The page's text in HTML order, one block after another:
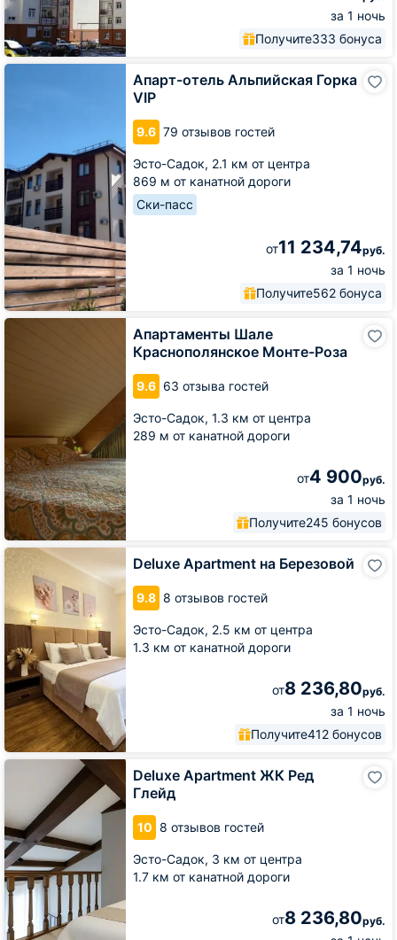
за 1 ночь
Получите333 бонуса
Апарт-отель Альпийская Горка
VIP
9.6 79 отзывов гостей
Эсто-Садок, 2.1 км от центра
869 м от канатной дороги
Ски-пасс
от11 234,74руб.
за 1 ночь
Получите562 бонуса
Апарт-
Апартаменты Шале
Краснополянское Монте-Роза
9.6 63 отзыва гостей
Эсто-Садок, 1.3 км от центра
289 м от канатной дороги
от4 900руб.
за 1 ночь
Получите245 бонусов
Апартаменты
Deluxe Apartment на Березовой
9.8 8 отзывов гостей
Эсто-Садок, 2.5 км от центра
1.3 км от канатной дороги
от8 236,80руб.
за 1 ночь
Получите412 бонусов
Deluxe
Березовой
Deluxe Apartment ЖК Ред
Глейд
10 8 отзывов гостей
Эсто-Садок, 3 км от центра
1.7 км от канатной дороги
от8 236,80руб.
Deluxe
Ред
Глейд